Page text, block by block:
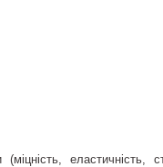
еластичність,